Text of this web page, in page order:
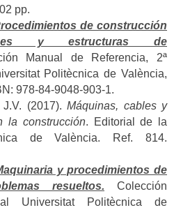
pp.
de construcción
y estructuras de
Manual de Referencia, 2ª
Politècnica de València,
978-84-9048-903-1.
J.V. (2017).Máquinas, cables y
la construcción. Editorial de la
de València. Ref. 814.
y procedimientos de
resueltos. Colección
Universitat Politècnica de